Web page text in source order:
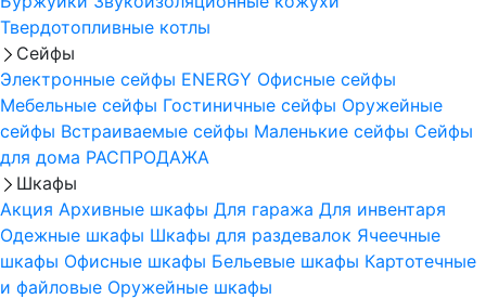
Твердотопливные котлы
Сейфы
Электронные сейфы ENERGY Офисные сейфы
Мебельные сейфы Гостиничные сейфы Оружейные
сейфы Встраиваемые сейфы Маленькие сейфы Сейфы
для дома РАСПРОДАЖА
Шкафы
Акция Архивные шкафы Для гаража Для инвентаря
Одежные шкафы Шкафы для раздевалок Ячеечные
шкафы Офисные шкафы Бельевые шкафы Картотечные
и файловые Оружейные шкафы